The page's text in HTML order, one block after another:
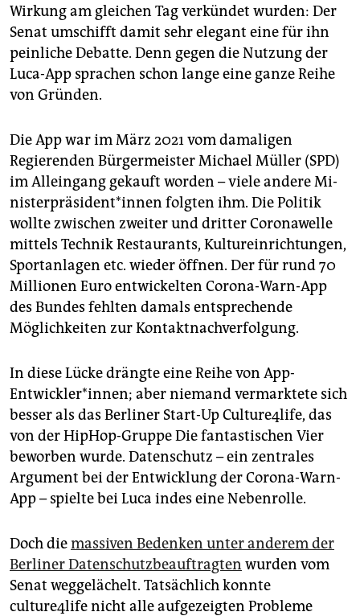
Wirkung am gleichen Tag verkündet wurden: Der
Senat umschifft damit sehr elegant eine für ihn
peinliche Debatte. Denn gegen die Nutzung der
Luca-App sprachen schon lange eine ganze Reihe
von Gründen.
Die App war im März 2021 vom damaligen
Regierenden Bürgermeister Michael Müller (SPD)
im Alleingang gekauft worden – viele andere Mi­
nis­ter­prä­si­den­t*in­nen folgten ihm. Die Politik
wollte zwischen zweiter und dritter Coronawelle
mittels Technik Restaurants, Kultureinrichtungen,
Sportanlagen etc. wieder öffnen. Der für rund 70
Millionen Euro entwickelten Corona-Warn-App
des Bundes fehlten damals entsprechende
Möglichkeiten zur Kontaktnachverfolgung.
In diese Lücke drängte eine Reihe von App-
Entwickler*innen; aber niemand vermarktete sich
besser als das Berliner Start-Up Culture4life, das
von der HipHop-Gruppe Die fantastischen Vier
beworben wurde. Datenschutz – ein zentrales
Argument bei der Entwicklung der Corona-Warn-
App – spielte bei Luca indes eine Nebenrolle.
Doch diemassiven Bedenken unter anderem der
Berliner Datenschutzbeauftragten wurden vom
Senat weggelächelt. Tatsächlich konnte
culture4life nicht alle aufgezeigten Probleme